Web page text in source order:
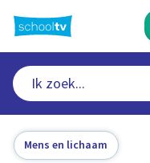
naar
hoofdinhoud
Mens en lichaam